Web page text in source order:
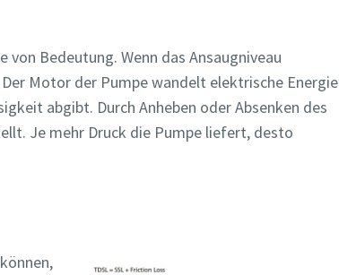
Bedeutung. Wenn das Ansaugniveau
Motor der Pumpe wandelt elektrische Energie
abgibt. Durch Anheben oder Absenken des
Je mehr Druck die Pumpe liefert, desto